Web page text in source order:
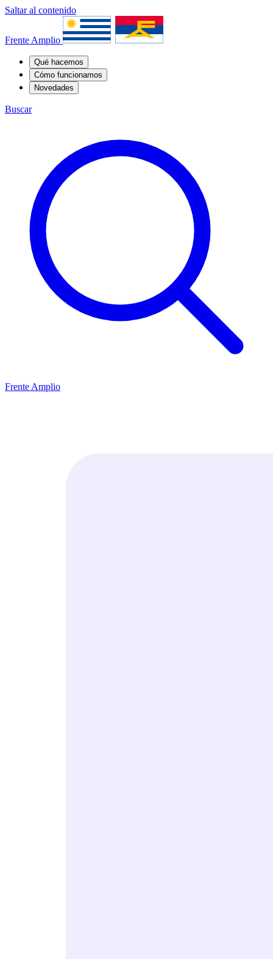
Saltar al contenido
Frente Amplio
Qué hacemos
Cómo funcionamos
Novedades
Buscar
Frente Amplio